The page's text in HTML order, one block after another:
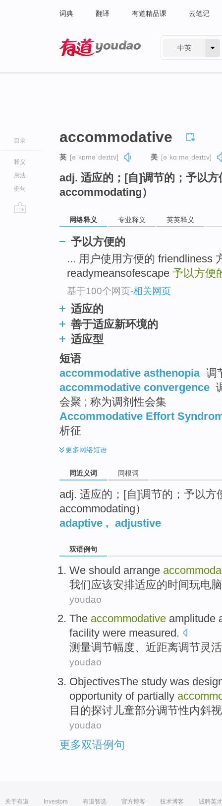
词典 翻译 有道精品课 云笔记
中英
目录
释义
用法
例句
accommodative
英 [əˈkɒməˈdeɪtɪv] 美 [əˈkɑːməˌdeɪtɪv]
adj. 适应的；[自]调节的；予以
accommodating）
网络释义 专业释义 英英释义
予以方便的
... 用户使用方便的 friendliness
readymeansofescape 予以方便
基于100个网页-相关网页
适应的
善于适应新环境的
适应型
短语
accommodative asthenopia 调
accommodative convergence
会聚 ; 称为调剂性会集
Accommodative Effort
析征
更多网络短语
同近义词 同根词
adj. 适应的；[自]调节的；予以方
accommodating）
adaptive , adjustive
双语例句
We should arrange
我们应该安排适应的时间玩电脑
youdao
The accommodative amplitude
facility were measured .
测量调节幅度、 近距离调节灵
youdao
ObjectivesThe study was
opportunity of partially
目的探讨儿童部分调节性内斜视
youdao
更多双语例句
关于有道 Investors 有道智选 官方博客 技术博客 诚聘英才